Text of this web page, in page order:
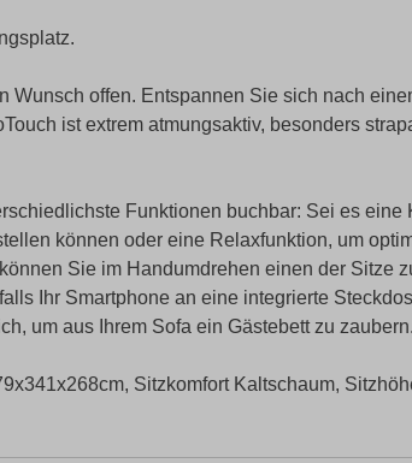
Wunsch offen. Entspannen Sie sich nach
ist extrem atmungsaktiv, besonders
Funktionen buchbar: Sei es eine
können oder eine Relaxfunktion, um
Sie im Handumdrehen einen der Sitze
Ihr Smartphone an eine integrierte
um aus Ihrem Sofa ein Gästebett zu zaubern.
Sitzkomfort Kaltschaum,